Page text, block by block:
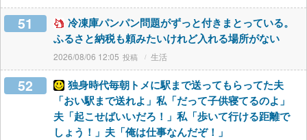
51
冷凍庫パンパン問題がずっと付きまとっている。
ふるさと納税も頼みたいけれど入れる場所がない
2026/08/06 12:05 生活
52
独身時代毎朝トメに駅まで送ってもらってた夫
「おい駅まで送れよ」私「だって子供寝てるのよ」
夫「起こせばいいだろ！」私「歩いて行ける距離で
しょう！」夫「俺は仕事なんだぞ！」